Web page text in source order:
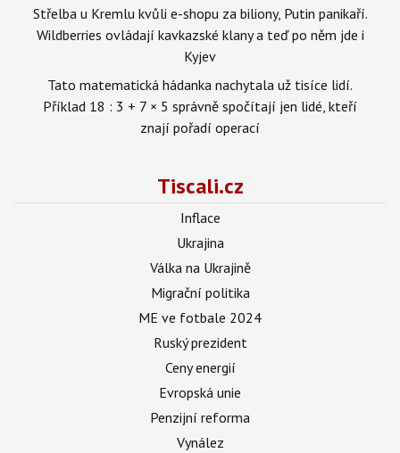
Střelba u Kremlu kvůli e-shopu za biliony, Putin panikaří.
Wildberries ovládají kavkazské klany a teď po něm jde i
Kyjev
Tato matematická hádanka nachytala už tisíce lidí.
Příklad 18 : 3 + 7 × 5 správně spočítají jen lidé, kteří
znají pořadí operací
Tiscali.cz
Inflace
Ukrajina
Válka na Ukrajině
Migrační politika
ME ve fotbale 2024
Ruský prezident
Ceny energií
Evropská unie
Penzijní reforma
Vynález